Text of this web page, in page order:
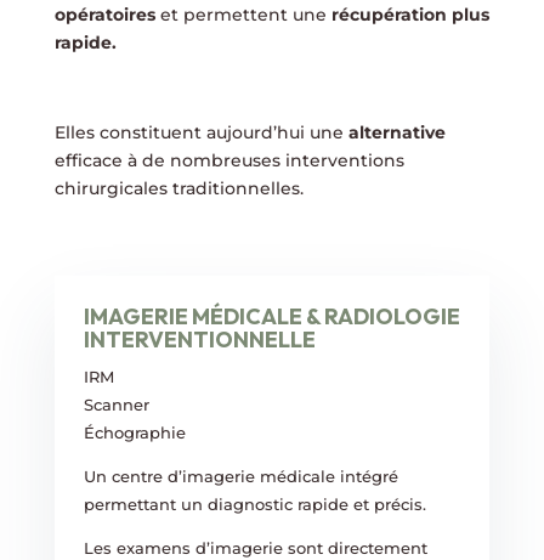
opératoireset permettent une récupération plus
rapide.
Elles constituent aujourd’hui une alternative
efficace à de nombreuses interventions
chirurgicales traditionnelles.
IMAGERIE MÉDICALE & RADIOLOGIE
INTERVENTIONNELLE
IRM
Scanner
Échographie
Un centre d’imagerie médicale intégré
permettant un diagnostic rapide et précis.
Les examens d’imagerie sont directement